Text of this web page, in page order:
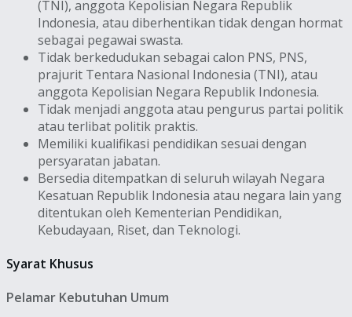
(TNI), anggota Kepolisian Negara Republik
Indonesia, atau diberhentikan tidak dengan hormat
sebagai pegawai swasta.
Tidak berkedudukan sebagai calon PNS, PNS,
prajurit Tentara Nasional Indonesia (TNI), atau
anggota Kepolisian Negara Republik Indonesia.
Tidak menjadi anggota atau pengurus partai politik
atau terlibat politik praktis.
Memiliki kualifikasi pendidikan sesuai dengan
persyaratan jabatan.
Bersedia ditempatkan di seluruh wilayah Negara
Kesatuan Republik Indonesia atau negara lain yang
ditentukan oleh Kementerian Pendidikan,
Kebudayaan, Riset, dan Teknologi.
Syarat Khusus
Pelamar Kebutuhan Umum